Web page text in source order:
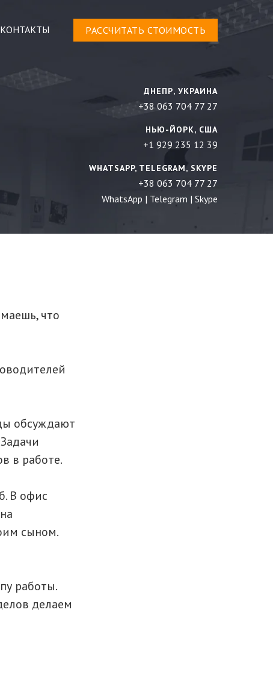
КОНТАКТЫ РАСCЧИТАТЬ СТОИМОСТЬ
ДНЕПР, УКРАИНА
+38 063 704 77 27
НЬЮ-ЙОРК, США
+1 929 235 12 39
WHATSAPP, TELEGRAM, SKYPE
+38 063 704 77 27
WhatsApp | Telegram | Skype
что
обсуждают
в работе.
В офис
сыном.
работы.
делаем